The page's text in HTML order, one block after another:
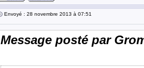
Envoyé : 28 novembre 2013 à 07:51
Message posté par